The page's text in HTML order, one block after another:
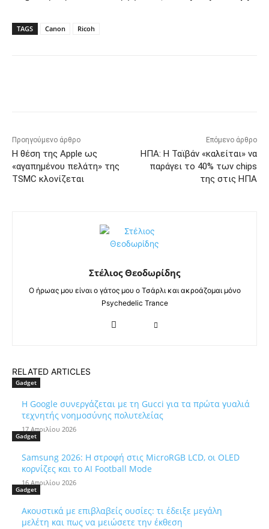
TAGS Canon Ricoh
Προηγούμενο άρθρο
Η θέση της Apple ως
«αγαπημένου πελάτη» της
TSMC κλονίζεται
Επόμενο άρθρο
ΗΠΑ: Η Ταϊβάν «καλείται» να
παράγει το 40% των chips
της στις ΗΠΑ
Στέλιος Θεοδωρίδης
Ο ήρωας μου είναι ο γάτος μου ο Τσάρλι και ακροάζομαι μόνο
Psychedelic Trance
RELATED ARTICLES
Gadget
Η Google συνεργάζεται με τη Gucci για τα πρώτα γυαλιά
τεχνητής νοημοσύνης πολυτελείας
17 Απριλίου 2026
Gadget
Samsung 2026: Η στροφή στις MicroRGB LCD, οι OLED
κορνίζες και το AI Football Mode
16 Απριλίου 2026
Gadget
Ακουστικά με επιβλαβείς ουσίες: τι έδειξε μεγάλη
μελέτη και πως να μειώσετε την έκθεση